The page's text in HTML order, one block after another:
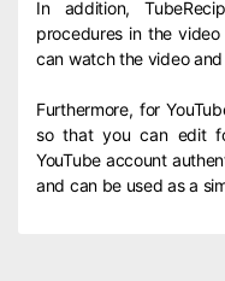
In addition,
procedures in the
can watch the video
Furthermore, for
so that you can edit
YouTube account
and can be used as a